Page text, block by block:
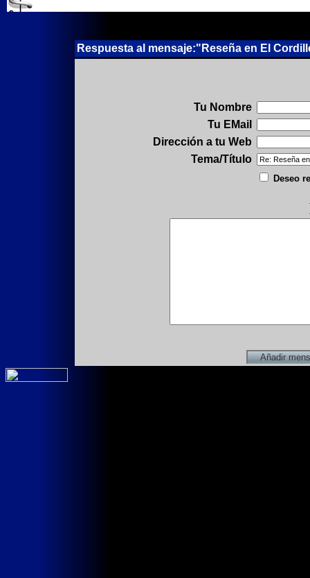
Respuesta al mensaje:"Reseña en El
Tu Nombre
Tu EMail
Dirección a tu Web
Tema/Título
Deseo